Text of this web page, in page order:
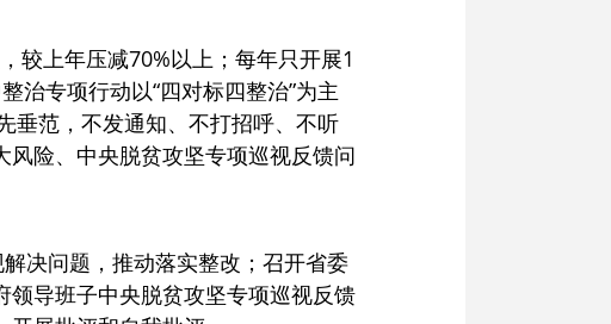
较上年压减70%以上；每年只开展1
治专项行动以“四对标四整治”为主
垂范，不发通知、不打招呼、不听
险、中央脱贫攻坚专项巡视反馈问
决问题，推动落实整改；召开省委
导班子中央脱贫攻坚专项巡视反馈